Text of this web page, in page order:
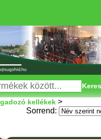
kellékek >
Sorrend: